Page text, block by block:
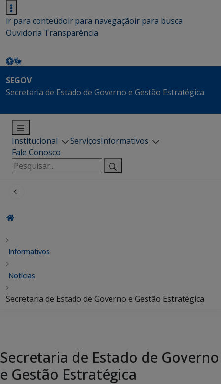
ir para conteúdoir para navegaçãoir para busca
Ouvidoria Transparência
SEGOV
Secretaria de Estado de Governo e Gestão Estratégica
Institucional ServiçosInformativos
Fale Conosco
Pesquisar
por:
Informativos
Notícias
Secretaria de Estado de Governo e Gestão Estratégica
Secretaria de Estado de Governo
e Gestão Estratégica